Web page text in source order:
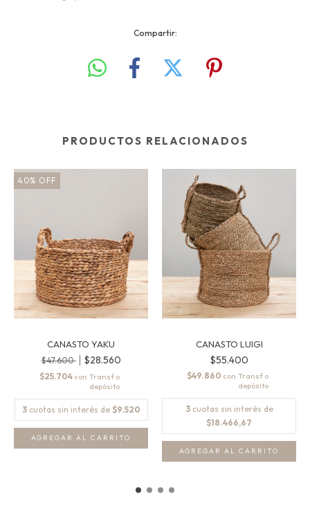
Compartir:
PRODUCTOS RELACIONADOS
40% OFF
CANASTO YAKU
$47.600 $28.560
$25.704 con
3 cuotas sin interés de $9.520
AGREGAR AL CARRITO
CANASTO LUIGI
$55.400
$49.860 con
3 cuotas sin interés de
$18.466,67
AGREGAR AL CARRITO